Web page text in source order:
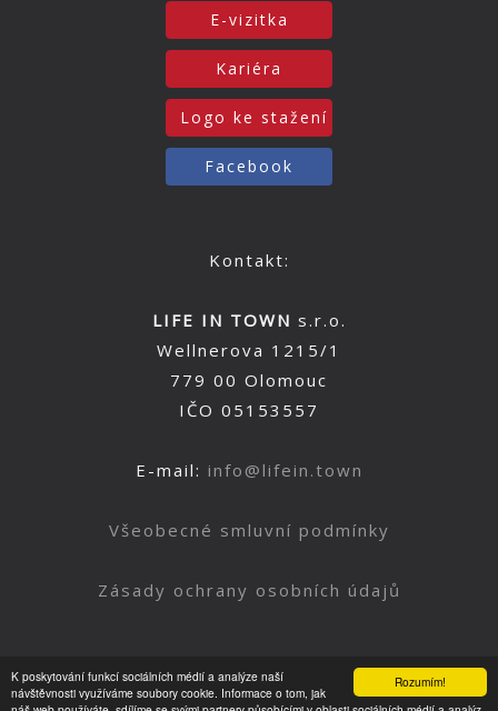
Rozumím!
K poskytování funkcí sociálních médií a analýze naší
návštěvnosti využíváme soubory cookie. Informace o tom, jak
E-vizitka
Kariéra
Logo ke stažení
Facebook
Kontakt:
LIFE IN TOWN s.r.o.
Wellnerova 1215/1
779 00 Olomouc
IČO 05153557
E-mail: info@lifein.town
Všeobecné smluvní podmínky
Zásady ochrany osobních údajů
Nahoru